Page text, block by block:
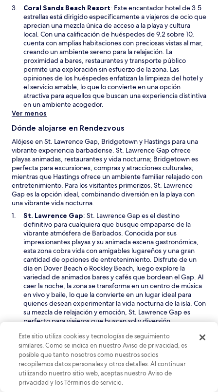
u
e
v
a
v
e
n
t
a
n
a
Coral Sands Beach ResortS
e
a
b
r
i
r
á
e
n
u
u
e
v
a
v
e
n
t
a
: Este encantador hotel de 3.5
estrellas está dirigido específicamente a viajeros de ocio que
aprecian una mezcla única de acceso a la playa y cultura
local. Con una calificación de huéspedes de 9.2 sobre 10,
cuenta con amplias habitaciones con preciosas vistas al mar,
creando un ambiente sereno para la relajación. La
proximidad a bares, restaurantes y transporte público
permite una exploración sin esfuerzo de la zona. Las
opiniones de los huéspedes enfatizan la limpieza del hotel y
el servicio amable, lo que lo convierte en una opción
atractiva para aquellos que buscan una experiencia distintiva
en un ambiente acogedor.
Ver menos
Dónde alojarse en Rendezvous
Alójese en St. Lawrence Gap, Bridgetown y Hastings para una
vibrante experiencia barbadense. St. Lawrence Gap ofrece
playas animadas, restaurantes y vida nocturna; Bridgetown es
perfecta para excursiones, compras y atracciones culturales;
mientras que Hastings ofrece un ambiente familiar relajado con
entretenimiento. Para los visitantes primerizos, St. Lawrence
Gap es la opción ideal, combinando diversión en la playa con
una vibrante vida nocturna.
St. Lawrence GapS
e
a
b
r
i
r
á
e
n
u
n
a
u
e
v
a
v
e
: St. Lawrence Gap es el destino
definitivo para cualquiera que busque empaparse de la
vibrante atmósfera de Barbados. Conocida por sus
impresionantes playas y su animada escena gastronómica,
esta zona cobra vida con amigables lugareños y una gran
cantidad de opciones de entretenimiento. Disfrute de un
día en Dover Beach o Rockley Beach, luego explore la
variedad de animados bares y cafés que bordean el Gap. Al
caer la noche, la zona se transforma en un centro de música
en vivo y baile, lo que la convierte en un lugar ideal para
quienes desean experimentar la vida nocturna de la isla. Con
su mezcla de relajación y emoción, St. Lawrence Gap es
perfecto para viajeros que buscan sol y diversión.
BridgetownS
a
b
r
i
r
: Como capital de Barbados, Bridgetown
rebosa cultura y encanto, lo que la convierte en un
excelente lugar para alojarse para quienes deseen
experimentar la historia de la isla y la vibrante vida local.
Encontrará hermosas playas como Brownes Beach y las
serenas aguas de Carlisle Bay, perfectas para un día de sol o
natación. Bridgetown también ofrece excelentes
Este sitio utiliza cookies y tecnologías de seguimiento
similares. Como se indica en nuestro Aviso de privacidad, es
posible que tanto nosotros como nuestros socios
recopilemos datos personales y otros detalles. Al continuar
utilizando nuestro sitio web, aceptas nuestro Aviso de
privacidad y los Términos de servicio.